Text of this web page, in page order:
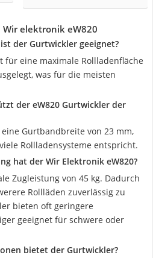
elektronik eW820
der Gurtwickler geeignet?
für eine maximale Rollladenfläche
was für die meisten
der eW820 Gurtwickler der
Gurtbandbreite von 23 mm,
Rollladensysteme entspricht.
hat der‎ Wir Elektronik eW820?
Zugleistung von 45 kg. Dadurch
Rollläden zuverlässig zu
bieten oft geringere
geeignet für schwere oder
bietet der Gurtwickler?